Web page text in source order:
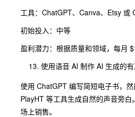
工具：ChatGPT、Canva、Etsy 或
初始投入：中等
盈利潜力：根据质量和领域，每月
使用语音 AI 制作 AI 生成的
使用 ChatGPT 编写简短电子书，
PlayHT 等工具生成自然的声音旁
场上销售。